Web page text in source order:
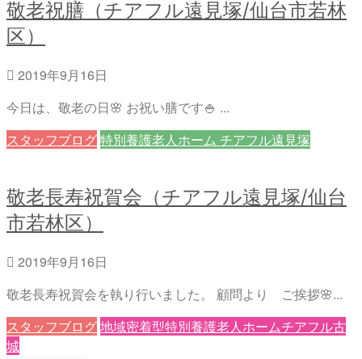
敬老祝膳（チアフル遠見塚/仙台市若林
区）
2019年9月16日
今日は、敬老の日🌸 お祝い膳です🍚 ...
スタッフブログ特別養護老人ホーム チアフル遠見塚
敬老長寿祝賀会（チアフル遠見塚/仙台
市若林区）
2019年9月16日
敬老長寿祝賀会を執り行いました。 顧問より ご挨拶🌸...
スタッフブログ地域密着型特別養護老人ホームチアフル古
城